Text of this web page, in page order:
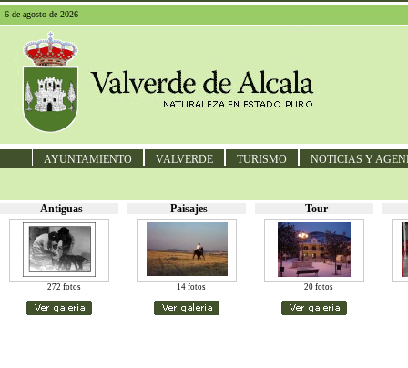
6 de agosto de 2026
AYUNTAMIENTO VALVERDE TURISMO NOTICIAS Y
Antiguas
272 fotos
Paisajes
14 fotos
Tour
20 fotos